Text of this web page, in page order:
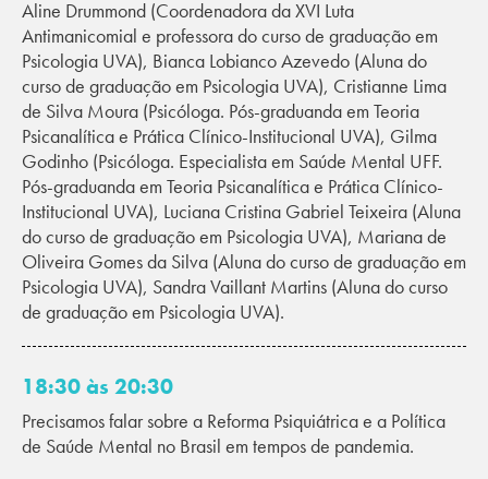
Aline Drummond (Coordenadora da XVI Luta
Antimanicomial e professora do curso de graduação em
Psicologia UVA), Bianca Lobianco Azevedo (Aluna do
curso de graduação em Psicologia UVA), Cristianne Lima
de Silva Moura (Psicóloga. Pós-graduanda em Teoria
Psicanalítica e Prática Clínico-Institucional UVA), Gilma
Godinho (Psicóloga. Especialista em Saúde Mental UFF.
Pós-graduanda em Teoria Psicanalítica e Prática Clínico-
Institucional UVA), Luciana Cristina Gabriel Teixeira (Aluna
do curso de graduação em Psicologia UVA), Mariana de
Oliveira Gomes da Silva (Aluna do curso de graduação em
Psicologia UVA), Sandra Vaillant Martins (Aluna do curso
de graduação em Psicologia UVA).
18:30 às 20:30
Precisamos falar sobre a Reforma Psiquiátrica e a Política
de Saúde Mental no Brasil em tempos de pandemia.